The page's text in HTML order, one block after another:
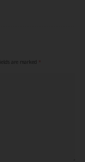
are marked *